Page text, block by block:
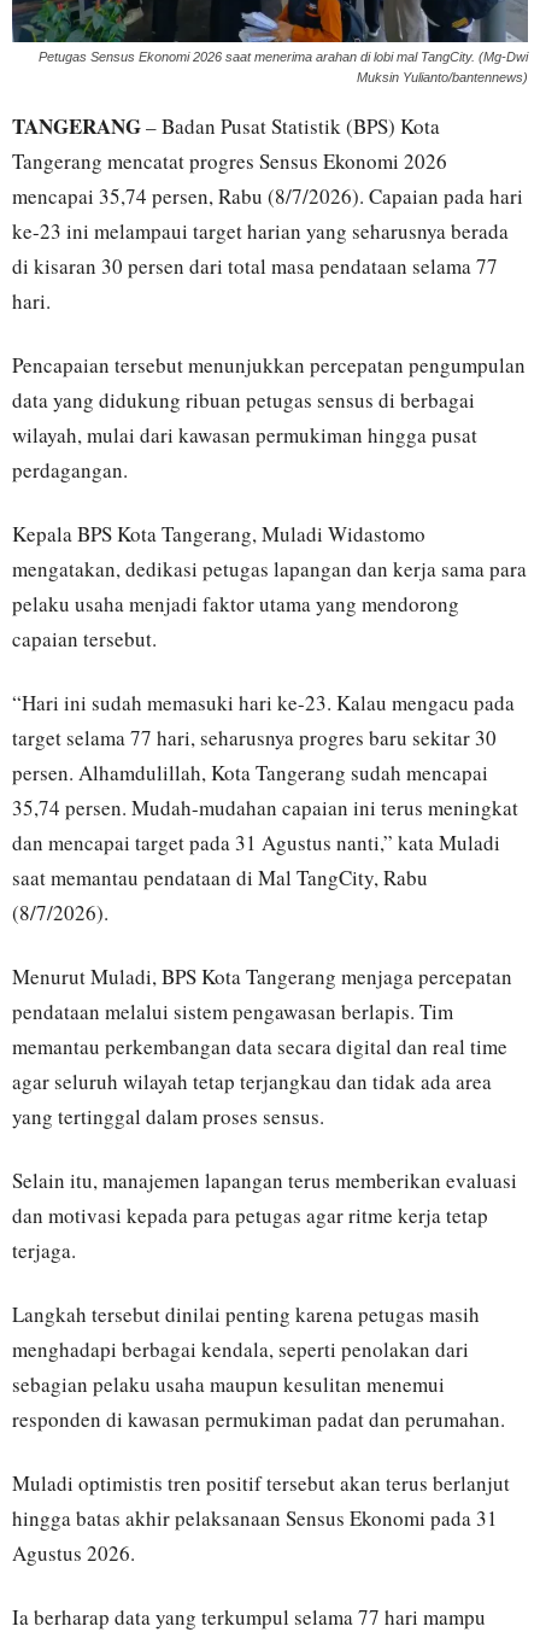
Petugas Sensus Ekonomi 2026 saat menerima arahan di lobi mal TangCity. (Mg-Dwi
Muksin Yulianto/bantennews)
TANGERANG– Badan Pusat Statistik (BPS) Kota
Tangerang mencatat progres Sensus Ekonomi 2026
mencapai 35,74 persen, Rabu (8/7/2026). Capaian pada hari
ke-23 ini melampaui target harian yang seharusnya berada
di kisaran 30 persen dari total masa pendataan selama 77
hari.
Pencapaian tersebut menunjukkan percepatan pengumpulan
data yang didukung ribuan petugas sensus di berbagai
wilayah, mulai dari kawasan permukiman hingga pusat
perdagangan.
Kepala BPS Kota Tangerang, Muladi Widastomo
mengatakan, dedikasi petugas lapangan dan kerja sama para
pelaku usaha menjadi faktor utama yang mendorong
capaian tersebut.
“Hari ini sudah memasuki hari ke-23. Kalau mengacu pada
target selama 77 hari, seharusnya progres baru sekitar 30
persen. Alhamdulillah, Kota Tangerang sudah mencapai
35,74 persen. Mudah-mudahan capaian ini terus meningkat
dan mencapai target pada 31 Agustus nanti,” kata Muladi
saat memantau pendataan di Mal TangCity, Rabu
(8/7/2026).
Menurut Muladi, BPS Kota Tangerang menjaga percepatan
pendataan melalui sistem pengawasan berlapis. Tim
memantau perkembangan data secara digital dan real time
agar seluruh wilayah tetap terjangkau dan tidak ada area
yang tertinggal dalam proses sensus.
Selain itu, manajemen lapangan terus memberikan evaluasi
dan motivasi kepada para petugas agar ritme kerja tetap
terjaga.
Langkah tersebut dinilai penting karena petugas masih
menghadapi berbagai kendala, seperti penolakan dari
sebagian pelaku usaha maupun kesulitan menemui
responden di kawasan permukiman padat dan perumahan.
Muladi optimistis tren positif tersebut akan terus berlanjut
hingga batas akhir pelaksanaan Sensus Ekonomi pada 31
Agustus 2026.
Ia berharap data yang terkumpul selama 77 hari mampu